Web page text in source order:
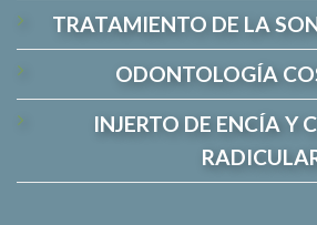
TRATAMIENTO DE LA
ODONTOLOGÍA
INJERTO DE ENCÍA Y